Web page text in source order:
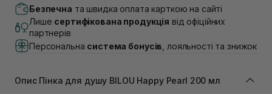
В наявності
Самовивіз м. Львів, вул. Академіка Підстригача, 1В
(Duck’s Lake)
Немає в наявності!
Самовивіз м. Львів, вул. Степана Бандери 45
Безпечна та швидка оплата карткою на сайті
Лише сертифікована продукція від офіційних
партнерів
Персональна система бонусів , лояльності та знижок
Опис Пінка для душу BILOU Happy Pearl 200 мл